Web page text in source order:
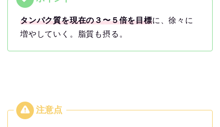
タンパク質を現在の３〜５倍を目標に、徐々に
増やしていく。脂質も摂る。